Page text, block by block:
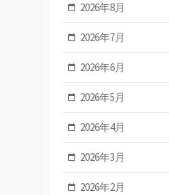
2026年8月
2026年7月
2026年6月
2026年5月
2026年4月
2026年3月
2026年2月